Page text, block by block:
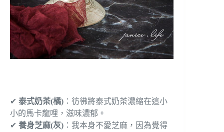
✔ 泰式奶茶(橘) ：彷彿將泰式奶茶濃縮在這小
小的馬卡龍哩，滋味濃郁。
✔ 養身芝麻(灰) ：我本身不愛芝麻，因為覺得